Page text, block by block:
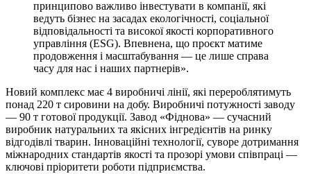
принципово важливо інвестувати в компанії, які
ведуть бізнес на засадах екологічності, соціальної
відповідальності та високої якості корпоративного
управління (ESG). Впевнена, що проєкт матиме
продовження і масштабування — це лише справа
часу для нас і наших партнерів».
Новий комплекс має 4 виробничі лінії, які перероблятимуть
понад 220 т сировини на добу. Виробничі потужності заводу
— 90 т готової продукції. Завод «Фіднова» — сучасний
виробник натуральних та якісних інгредієнтів на ринку
відгодівлі тварин. Інноваційні технології, суворе дотримання
міжнародних стандартів якості та прозорі умови співпраці —
ключові пріоритети роботи підприємства.